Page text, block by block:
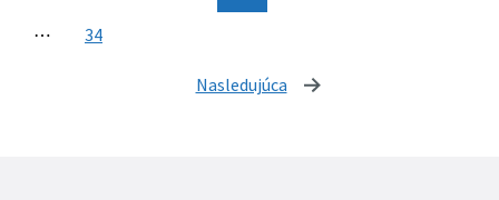
⋯ 34
Nasledujúca stránka